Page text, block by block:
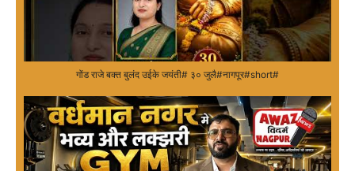
गोंड राजे बक्त बुलंद उईके जयंती# ३० जुलै#नागपूर#short#